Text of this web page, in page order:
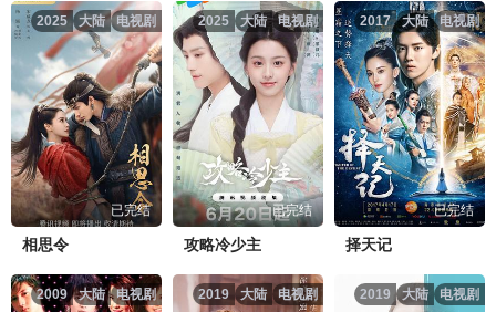
电视剧
大陆
2025
已完结
相思令
电视剧
大陆
2025
已完结
攻略冷少主
电视剧
大陆
2017
已完结
择天记
电视剧
大陆
2009 电视剧
大陆
2019 电视剧
大陆
2019